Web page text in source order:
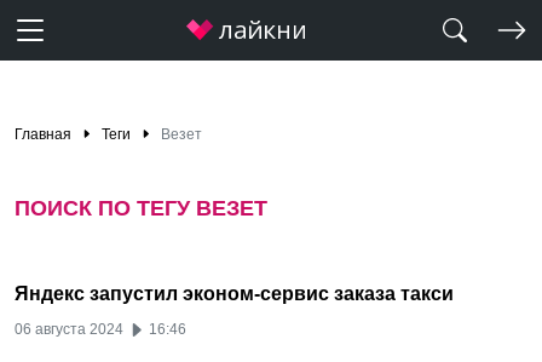
Главная Теги Везет
ПОИСК ПО ТЕГУ ВЕЗЕТ
Яндекс запустил эконом-сервис заказа такси
06 августа 2024 16:46